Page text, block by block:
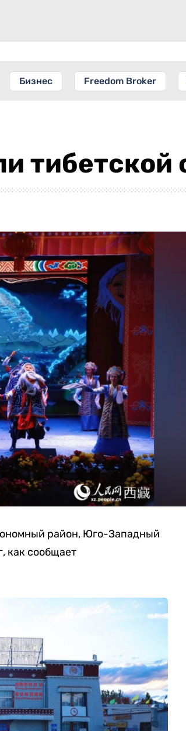
Бизнес Freedom Broker
тибетской
район, Юго-Западный
как сообщает